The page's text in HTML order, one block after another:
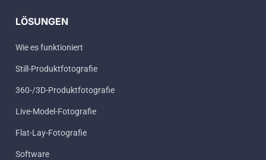
Form und Textur zu verleihen.
Mit dem Alphastudio XXL oder dem
Fashion Studio können Sie professionelle
kontaktieren – es erklärt Ihnen gern alle
Tipps für Ihre Branche.
LÖSUNGEN
Wie es funktioniert
Still-Produktfotografie
360-/3D-Produktfotografie
Live-Model-Fotografie
Flat-Lay-Fotografie
Software